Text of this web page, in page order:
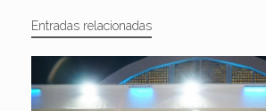
Entradas relacionadas